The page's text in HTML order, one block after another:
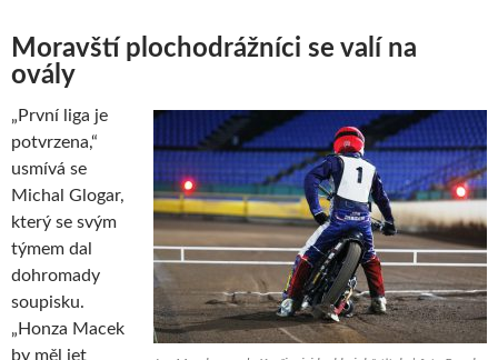
Moravští plochodrážníci se valí na
ovály
„První liga je
potvrzena,“
usmívá se
Michal Glogar,
který se svým
týmem dal
dohromady
soupisku.
„Honza Macek
by měl jet